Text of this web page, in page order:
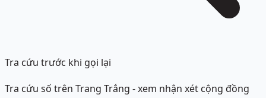
Tra cứu trước khi gọi lại
Tra cứu số trên Trang Trắng - xem nhận xét cộng đồng